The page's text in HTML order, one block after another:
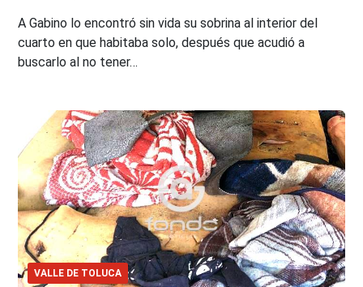
A Gabino lo encontró sin vida su sobrina al interior del
cuarto en que habitaba solo, después que acudió a
buscarlo al no tener…
VALLE DE TOLUCA